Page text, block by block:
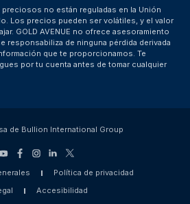
no están reguladas en la Unión
Los precios pueden ser volátiles, y el valor
GOLD AVENUE no ofrece asesoramiento
responsabiliza de ninguna pérdida derivada
que te proporcionamos. Te
por tu cuenta antes de tomar cualquier
de Bullion International Group
Política de privacidad
Accesibilidad